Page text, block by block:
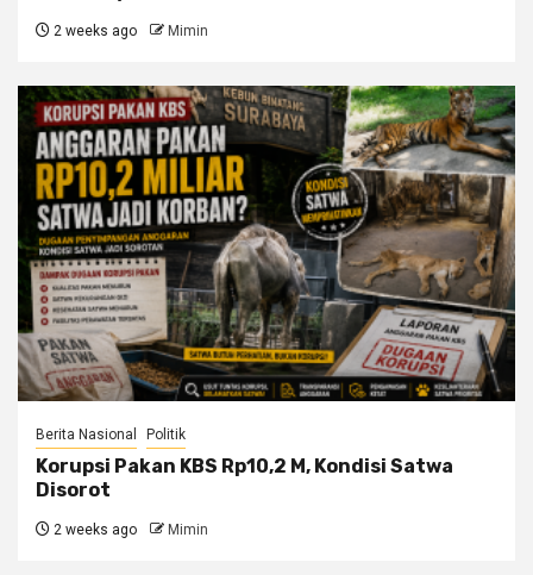
2 weeks ago Mimin
Berita Nasional Politik
Korupsi Pakan KBS Rp10,2 M, Kondisi Satwa
Disorot
2 weeks ago Mimin